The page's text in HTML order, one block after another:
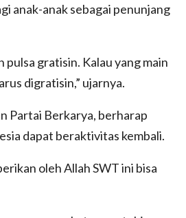
anak-anak sebagai penunjang
pulsa gratisin. Kalau yang main
digratisin,” ujarnya.
Partai Berkarya, berharap
dapat beraktivitas kembali.
oleh Allah SWT ini bisa